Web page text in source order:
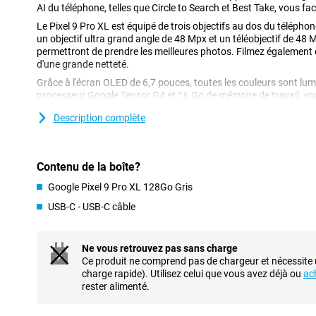
AI du téléphone, telles que Circle to Search et Best Take, vous
Le Pixel 9 Pro XL est équipé de trois objectifs au dos du
un objectif ultra grand angle de 48 Mpx et un téléobjectif de 48
permettront de prendre les meilleures photos. Filmez
d'une grande netteté.
Grâce à l'écran OLED de 6,7 pouces, toutes les couleurs sont
processeur Google Tensor G4 et 16 Go de mémoire de travail,
Le Pixel 9 Pro XL dispose d'une bonne batterie que vous pouvez
collaboration transparente avec les autres appareils Google.
Gemini AI
Le Google Pixel 9 Pro XL 128 Go Gris dispose de plusieurs
êtes curieux de connaître une statue qui se trouve juste devant
pouvez faire traduire automatiquement des textes ou supprimer
enregistrements audio.
Vous aimez prendre des photos de groupe avec vos amis, mais
Description complète
Contenu de la boîte?
Google Pixel 9 Pro XL 128Go Gris
USB-C - USB-C câble
Ne vous retrouvez pas sans charge
Ce produit ne comprend pas de chargeur et
charge rapide). Utilisez celui que vous avez déjà ou
rester alimenté.